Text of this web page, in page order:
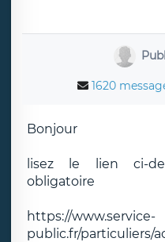
1620
Bonjour
lisez le lien ci-
obligatoire
https://www.service-
public.fr/particuliers/